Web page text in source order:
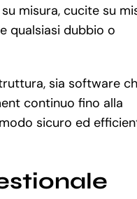
misura, cucite su
qualsiasi dubbio o
sia software
continuo fino alla
sicuro ed